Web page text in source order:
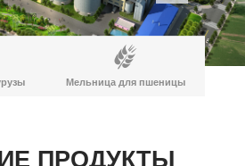
Мельница для пшеницы
ПРОДУКТЫ